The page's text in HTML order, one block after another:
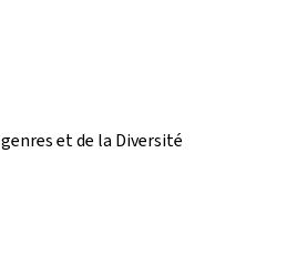
et de la Diversité